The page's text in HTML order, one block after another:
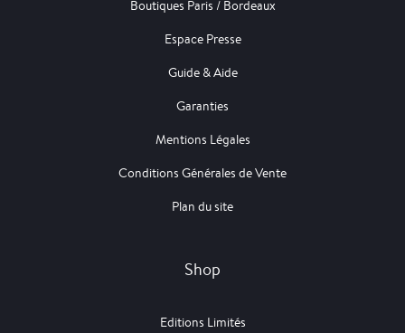
Boutiques Paris / Bordeaux
Espace Presse
Guide & Aide
Garanties
Mentions Légales
Conditions Générales de Vente
Plan du site
Shop
Editions Limités